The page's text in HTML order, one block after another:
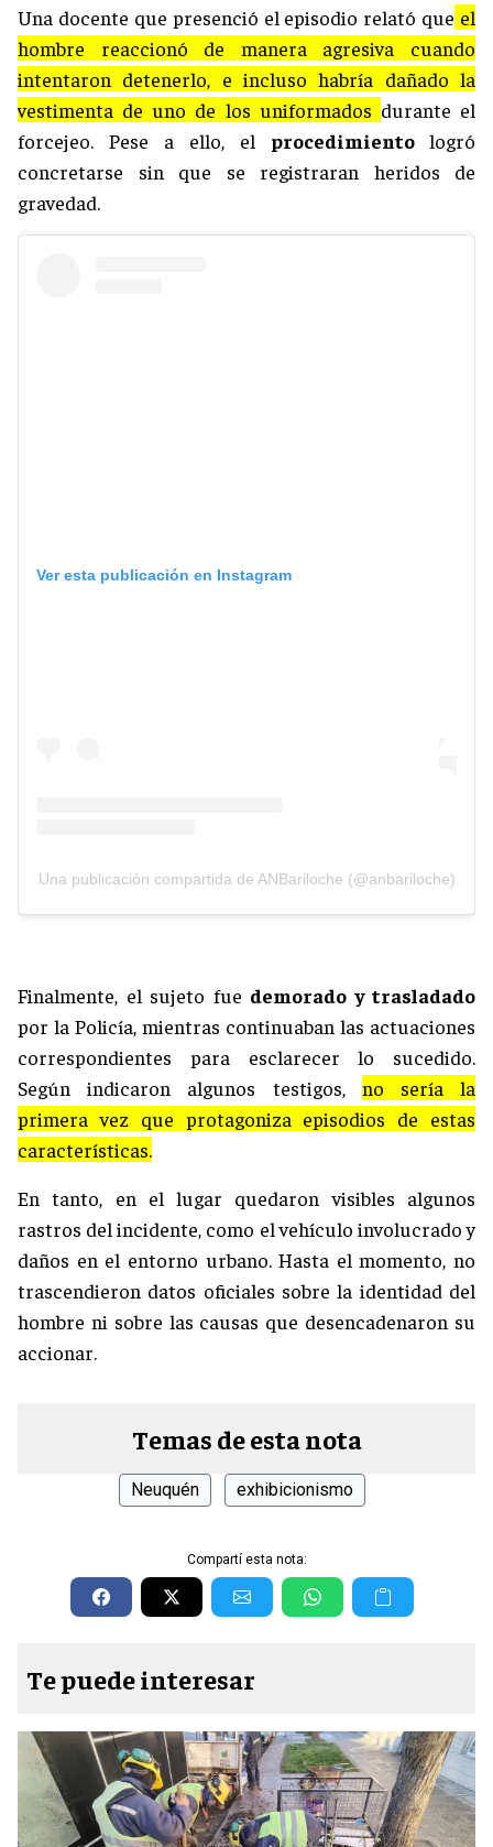
Una docente que presenció el episodio relató que el
hombre reaccionó de manera agresiva cuando
intentaron detenerlo, e incluso habría dañado la
vestimenta de uno de los uniformados durante el
forcejeo. Pese a ello, el procedimiento logró
concretarse sin que se registraran heridos de
gravedad.
Ver esta publicación en Instagram
Una publicación compartida de ANBariloche (@anbariloche)
Finalmente, el sujeto fue demorado y trasladado
por la Policía, mientras continuaban las actuaciones
correspondientes para esclarecer lo sucedido.
Según indicaron algunos testigos, no sería la
primera vez que protagoniza episodios de estas
características.
En tanto, en el lugar quedaron visibles algunos
rastros del incidente, como el vehículo involucrado y
daños en el entorno urbano. Hasta el momento, no
trascendieron datos oficiales sobre la identidad del
hombre ni sobre las causas que desencadenaron su
accionar.
Temas de esta nota
Neuquén exhibicionismo
Compartí esta nota:
Te puede interesar